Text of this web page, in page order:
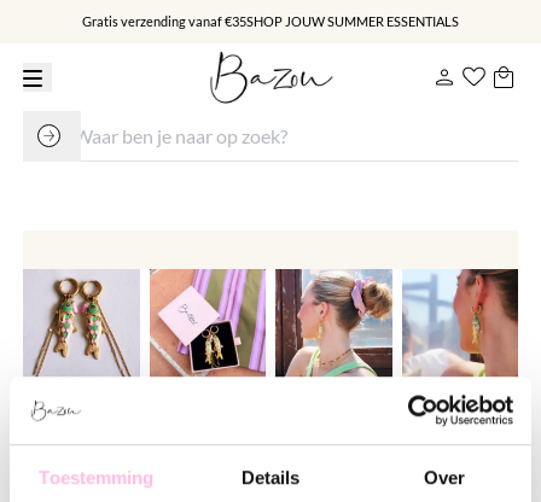
Toestemming Details Over
Gratis verzending vanaf €35SHOP JOUW SUMMER ESSENTIALS
RVS brede creolen met vis, tube
en strings - groen/lila